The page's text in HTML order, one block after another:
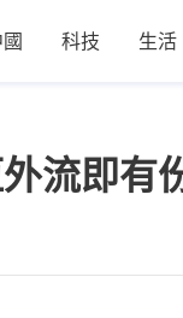
科技 生活
流即